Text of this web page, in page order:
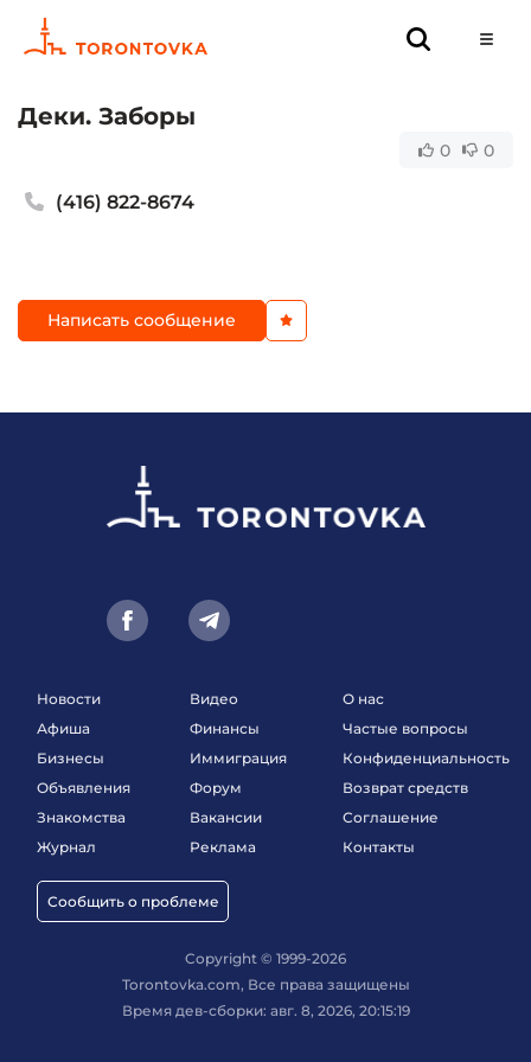
Деки. Заборы
0 0
(416) 822-8674
Написать сообщение
Новости
Афиша
Бизнесы
Объявления
Знакомства
Журнал
Сообщить о проблеме
Видео
Финансы
Иммиграция
Форум
Вакансии
Реклама
О нас
Частые вопросы
Конфиденциальность
Возврат средств
Соглашение
Контакты
Copyright © 1999-2026
Torontovka.com, Все права защищены
Время дев-сборки: авг. 8, 2026, 20:15:19